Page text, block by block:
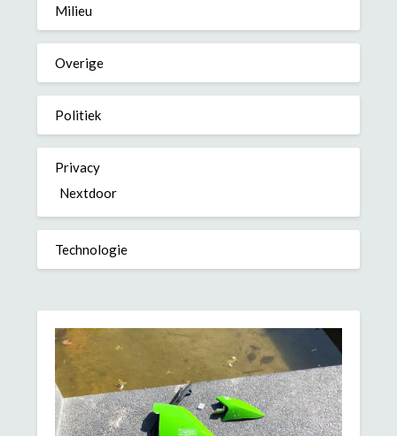
Milieu
Overige
Politiek
Privacy
Nextdoor
Technologie